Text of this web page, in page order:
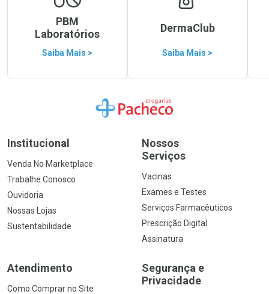
PBM
Laboratórios
Saiba Mais >
DermaClub
Saiba Mais >
Ir para a Home
Institucional
Venda No Marketplace
Trabalhe Conosco
Ouvidoria
Nossas Lojas
Sustentabilidade
Nossos
Serviços
Vacinas
Exames e Testes
Serviços Farmacêuticos
Prescrição Digital
Assinatura
Atendimento
Como Comprar no Site
Segurança e
Privacidade